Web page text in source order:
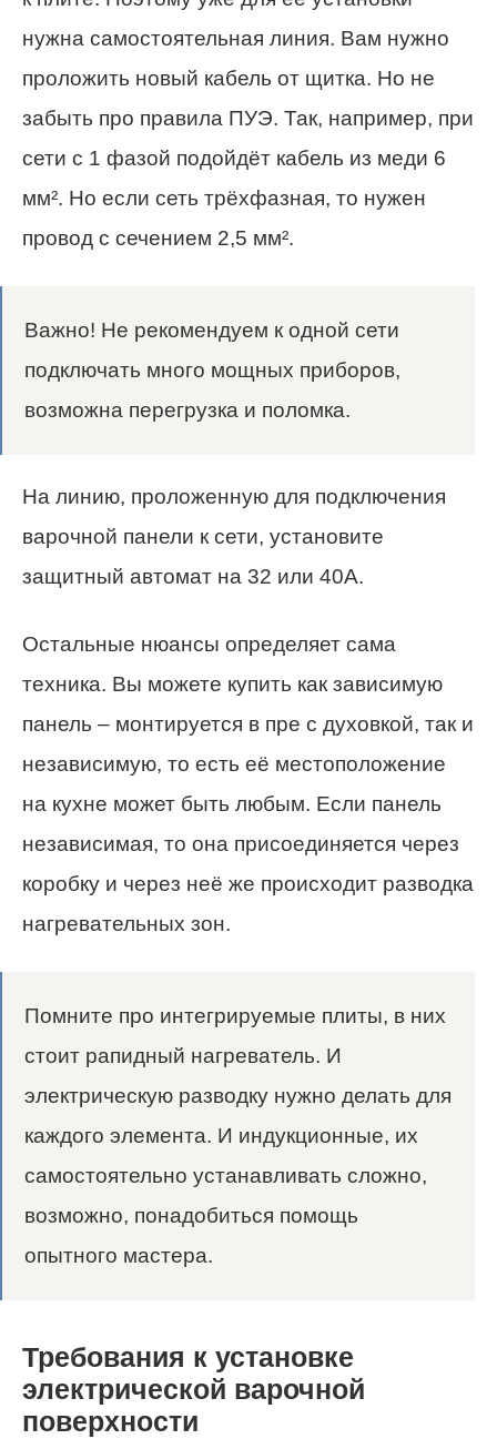
нужна самостоятельная линия. Вам нужно
проложить новый кабель от щитка. Но не
забыть про правила ПУЭ. Так, например, при
сети с 1 фазой подойдёт кабель из меди 6
мм². Но если сеть трёхфазная, то нужен
провод с сечением 2,5 мм².
Важно! Не рекомендуем к одной сети
подключать много мощных приборов,
возможна перегрузка и поломка.
На линию, проложенную для подключения
варочной панели к сети, установите
защитный автомат на 32 или 40А.
Остальные нюансы определяет сама
техника. Вы можете купить как зависимую
панель – монтируется в пре с духовкой, так и
независимую, то есть её местоположение
на кухне может быть любым. Если панель
независимая, то она присоединяется через
коробку и через неё же происходит разводка
нагревательных зон.
Помните про интегрируемые плиты, в них
стоит рапидный нагреватель. И
электрическую разводку нужно делать для
каждого элемента. И индукционные, их
самостоятельно устанавливать сложно,
возможно, понадобиться помощь
опытного мастера.
Требования к установке
электрической варочной
поверхности